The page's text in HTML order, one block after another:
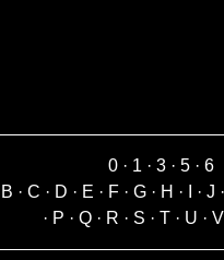
0 · 1 ·3 ·5 ·6
B · C · D · E · F· G· H · · J ·
· P ·Q · R · S ·T · U ·V